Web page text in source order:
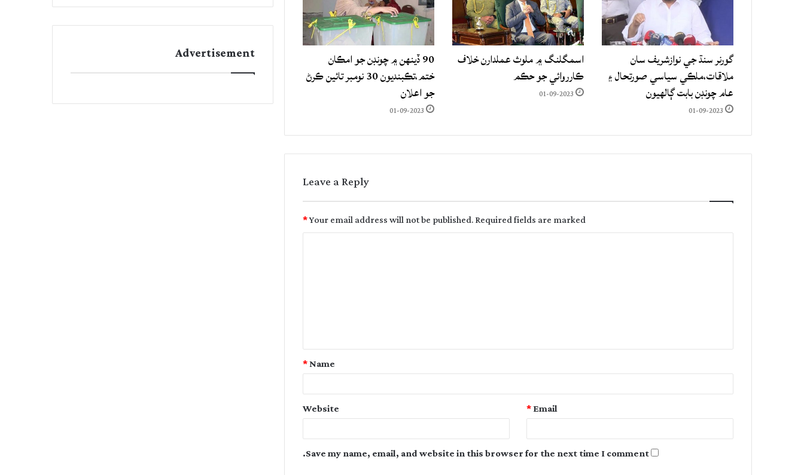
گورنر سنڌ جي نوازشريف سان
ملاقات،ملڪي سياسي صورتحال ۽
عام چونڊن بابت ڳالهيون
01-09-2023
اسمگلنگ ۾ ملوث عملدارن خلاف
ڪارروائي جو حڪم
01-09-2023
90 ڏينهن ۾ چونڊن جو امڪان
ختم،تڪبنديون 30 نومبر تائين ڪرڻ
جو اعلان
01-09-2023
Leave a Reply
Your email address will not be published.Required fields are marked
*
t
Name
*
Email
*
Website
Save my name, email, and website in this browser for the next time I comment.
Advertisement